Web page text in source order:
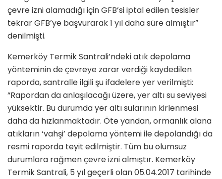
çevre izni alamadığı için GFB’si iptal edilen tesisler
tekrar GFB’ye başvurarak 1 yıl daha süre almıştır”
denilmişti.
Kemerköy Termik Santrali’ndeki atık depolama
yönteminin de çevreye zarar verdiği kaydedilen
raporda, santralle ilgili şu ifadelere yer verilmişti:
“Rapordan da anlaşılacağı üzere, yer altı su seviyesi
yüksektir. Bu durumda yer altı sularının kirlenmesi
daha da hızlanmaktadır. Öte yandan, ormanlık alana
atıkların ‘vahşi’ depolama yöntemi ile depolandığı da
resmi raporda teyit edilmiştir. Tüm bu olumsuz
durumlara rağmen çevre izni almıştır. Kemerköy
Termik Santrali, 5 yıl geçerli olan 05.04.2017 tarihinde